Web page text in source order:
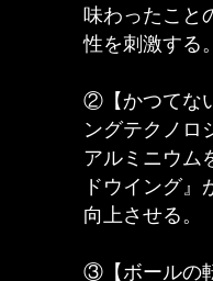
味わったこと
性を刺激する。
②【かつてな
ングテクノロ
アルミニウム
ドウイング』
向上させる。
③【ボールの